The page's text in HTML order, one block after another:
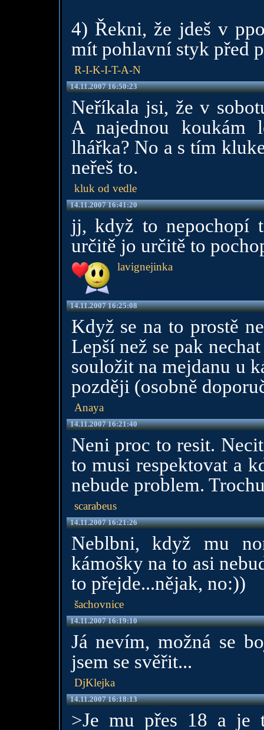
4) Řekni, že jdeš v
mít pohlavní styk před
R-I-K-I-T-A-N
14.11.2007 16:50:23
Neříkala jsi, že v
A najednou koukám
lhářka? No a s tím
neřeš to.
kluk od vedle
14.11.2007 16:41:20
jj, když to nepochopí
určitě jo určitě to
lavignejinka
14.11.2007 16:25:08
Když se na to prostě
Lepší než se pak
souložit na mejdanu u
později (osobně
Anaya
14.11.2007 16:21:40
Neni proc to resit.
to musi respektovat a
nebude problem.
scarabeus
14.11.2007 16:21:26
Neblbni, když mu
kámošky na to asi
to přejde...nějak, no:))
šachovnice
14.11.2007 16:19:10
Já nevím, možná se
jsem se svěřit...
DjKlejka
14.11.2007 16:18:13
>Je mu přes 18 a je